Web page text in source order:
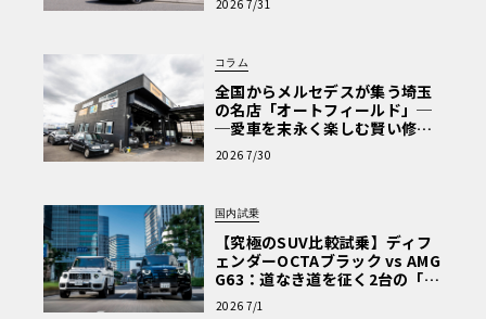
Why? Hyundai?】〈PR〉
2026 7/31
コラム
全国からメルセデスが集う埼玉
の名店「オートフィールド」─
─愛車を末永く楽しむ賢い修理
術と、プロがフックス製オイル
を選ぶ理由〈PR〉
2026 7/30
国内試乗
【究極のSUV比較試乗】ディフ
ェンダーOCTAブラック vs AMG
G63：道なき道を征く2台の「対
極的アプローチ」
2026 7/1